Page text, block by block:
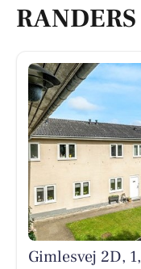
RANDERS
Gimlesvej 2D,